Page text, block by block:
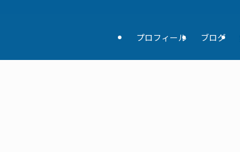
プロフィール ブログ